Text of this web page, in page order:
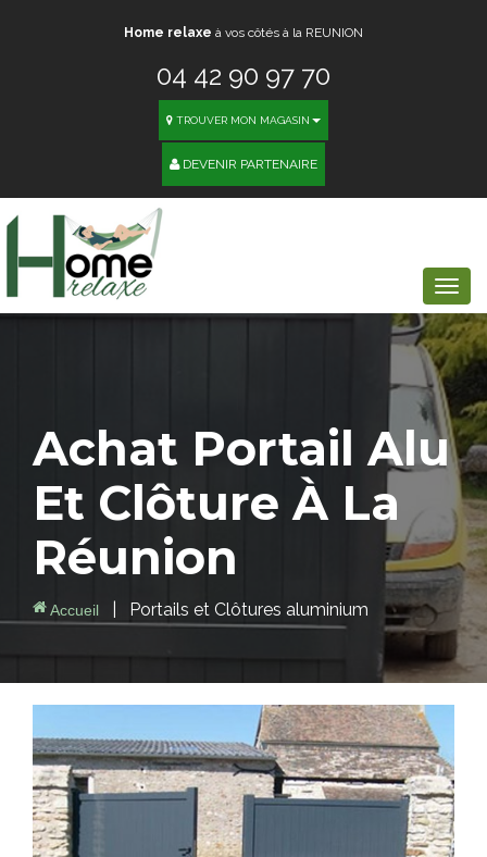
Home relaxe à vos côtés à la REUNION
04 42 90 97 70
TROUVER MON MAGASIN
DEVENIR PARTENAIRE
Achat Portail Alu
Et Clôture À La
Réunion
Accueil Portails et Clôtures aluminium